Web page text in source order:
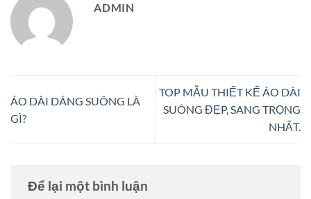
ADMIN
ÁO DÀI DÁNG SUÔNG LÀ
GÌ?
TOP MẪU THIẾT KẾ ÁO DÀI
SUÔNG ĐẸP, SANG TRỌNG
NHẤT.
Để lại một bình luận